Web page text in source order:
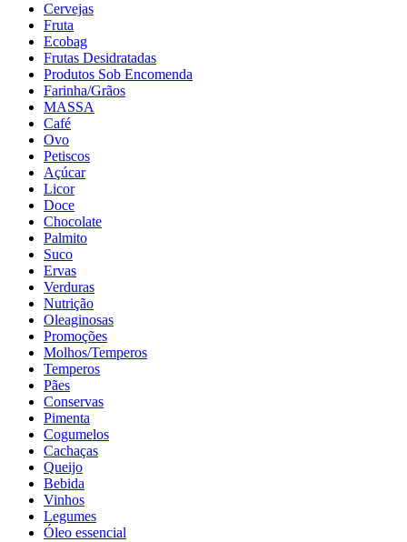
Cervejas
Fruta
Ecobag
Frutas Desidratadas
Produtos Sob Encomenda
Farinha/Grãos
MASSA
Café
Ovo
Petiscos
Açúcar
Licor
Doce
Chocolate
Palmito
Suco
Ervas
Verduras
Nutrição
Oleaginosas
Promoções
Molhos/Temperos
Temperos
Pães
Conservas
Pimenta
Cogumelos
Cachaças
Queijo
Bebida
Vinhos
Legumes
Óleo essencial